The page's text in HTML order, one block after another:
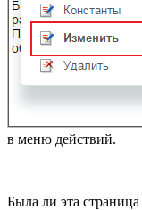
в меню действий.
Была ли эта страница